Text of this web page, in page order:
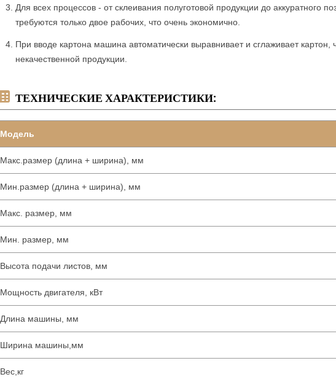
Для всех процессов - от склеивания полуготовой продукции до аккуратного
требуются только двое рабочих, что очень экономично.
При вводе картона машина автоматически выравнивает и сглаживает картон,
некачественной продукции.
ТЕХНИЧЕСКИЕ ХАРАКТЕРИСТИКИ:
Модель
Макс.размер (длина + ширина), мм
Мин.размер (длина + ширина), мм
Макс. размер, мм
Мин. размер, мм
Высота подачи листов, мм
Мощность двигателя, кВт
Длина машины, мм
Ширина машины,мм
Вес,кг